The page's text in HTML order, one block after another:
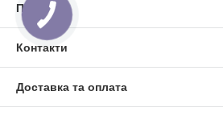
Про нас
Контакти
Доставка та оплата